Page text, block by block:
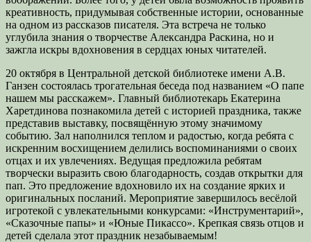
креативность, придумывая собственные истории, основанные
на одном из рассказов писателя. Эта встреча не только
углубила знания о творчестве Александра Раскина, но и
зажгла искры вдохновения в сердцах юных читателей.
20 октября в Центральной детской библиотеке имени А.В.
Ганзен состоялась трогательная беседа под названием «О папе
нашем мы расскажем». Главный библиотекарь Екатерина
Харетдинова познакомила детей с историей праздника, также
представив выставку, посвящённую этому значимому
событию. Зал наполнился теплом и радостью, когда ребята с
искренним восхищением делились воспоминаниями о своих
отцах и их увлечениях. Ведущая предложила ребятам
творчески выразить свою благодарность, создав открытки для
пап. Это предложение вдохновило их на создание ярких и
оригинальных посланий. Мероприятие завершилось весёлой
игротекой с увлекательными конкурсами: «Инструментарий»,
«Сказочные папы» и «Юные Пикассо». Крепкая связь отцов и
детей сделала этот праздник незабываемым!